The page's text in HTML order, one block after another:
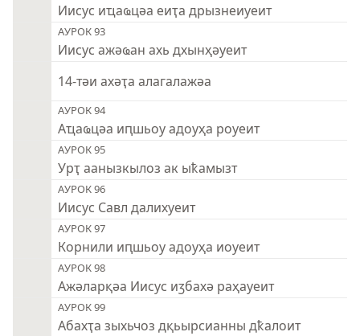
Иисус иҵаҩцәа еиҭа дрызнеиуеит
АУРОК 93
Иисус ажәҩан ахь дхынҳәуеит
14-тәи ахәҭа алагалажәа
АУРОК 94
Аҵаҩцәа иԥшьоу адоуҳа роуеит
АУРОК 95
Урҭ аанызкылоз ак ыҟамызт
АУРОК 96
Иисус Савл далихуеит
АУРОК 97
Корнили иԥшьоу адоуҳа иоуеит
АУРОК 98
Ажәларқәа Иисус иӡбахә раҳауеит
АУРОК 99
Абахҭа зыхьчоз дқьырсианны дҟалоит